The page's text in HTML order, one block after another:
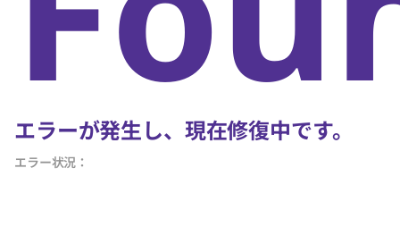
エラーが発生し、現在修復中です。
エラー状況：